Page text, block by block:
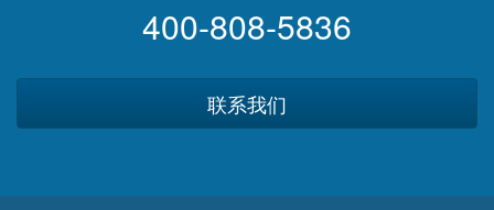
400-808-5836
联系我们